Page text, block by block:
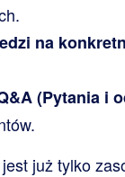
na
(Pytania i
już tylko